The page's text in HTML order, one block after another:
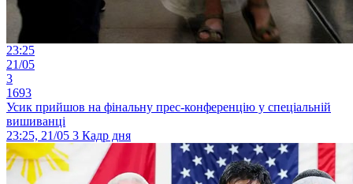
23:25
21/05
3
1693
Усик прийшов на фінальну прес-конференцію у спеціальній
вишиванці
23:25, 21/05 3 Кадр дня